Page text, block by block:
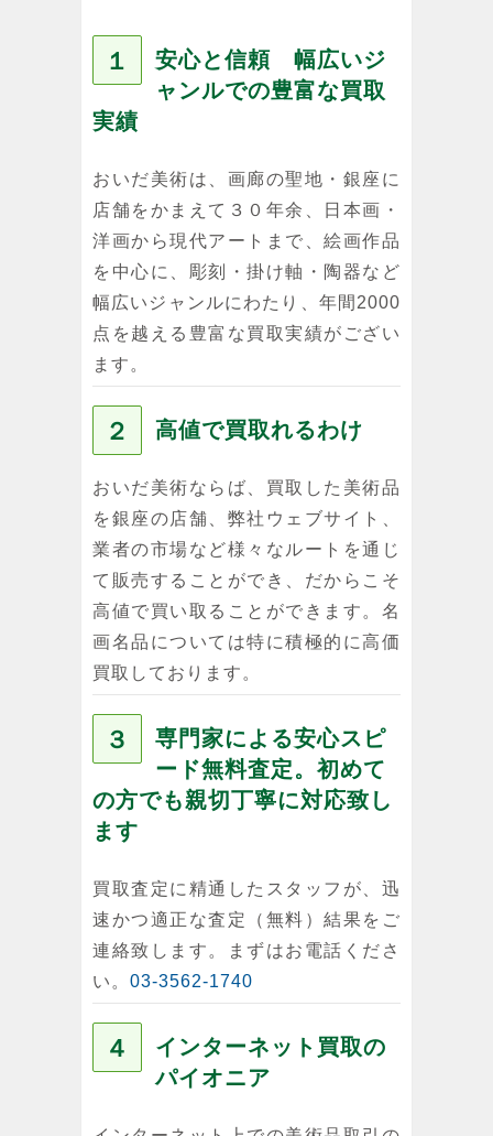
１
安心と信頼 幅広いジ
ャンルでの豊富な買取
実績
おいだ美術は、画廊の聖地・銀座に
店舗をかまえて３０年余、日本画・
洋画から現代アートまで、絵画作品
を中心に、彫刻・掛け軸・陶器など
幅広いジャンルにわたり、年間2000
点を越える豊富な買取実績がござい
ます。
２ 高値で買取れるわけ
おいだ美術ならば、買取した美術品
を銀座の店舗、弊社ウェブサイト、
業者の市場など様々なルートを通じ
て販売することができ、だからこそ
高値で買い取ることができます。名
画名品については特に積極的に高価
買取しております。
３
専門家による安心スピ
ード無料査定。初めて
の方でも親切丁寧に対応致し
ます
買取査定に精通したスタッフが、迅
速かつ適正な査定（無料）結果をご
連絡致します。まずはお電話くださ
い。 03-3562-1740
４
インターネット買取の
パイオニア